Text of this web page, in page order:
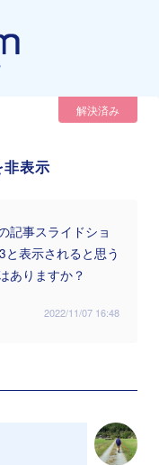
解決済み
表示
記事スライドショ
表示されると思う
ありますか？
2022/11/07 16:48